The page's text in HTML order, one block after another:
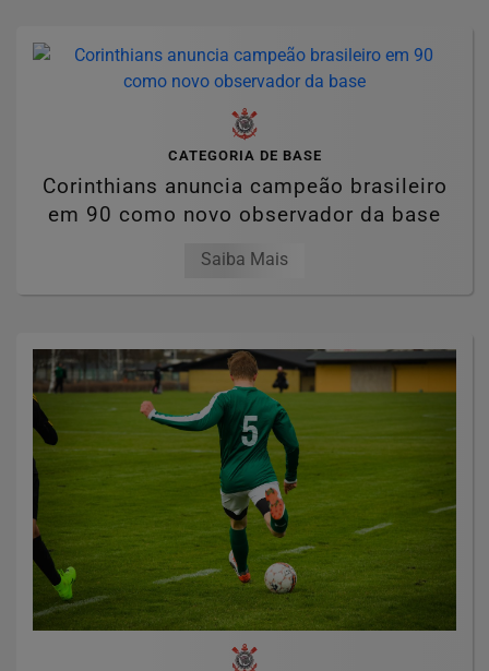
CATEGORIA DE BASE
Corinthians anuncia campeão brasileiro
em 90 como novo observador da base
Saiba Mais